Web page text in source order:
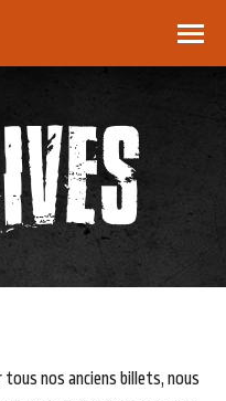
nos anciens billets, nous